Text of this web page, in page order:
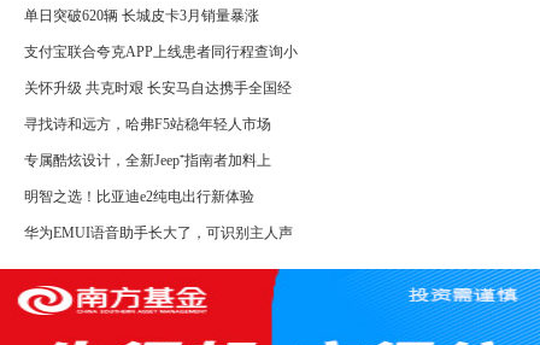
单日突破620辆 长城皮卡3月销量暴涨
支付宝联合夸克APP上线患者同行程查询小
关怀升级 共克时艰 长安马自达携手全国经
寻找诗和远方，哈弗F5站稳年轻人市场
专属酷炫设计，全新Jeep⁺指南者加料上
明智之选！比亚迪e2纯电出行新体验
华为EMUI语音助手长大了，可识别主人声